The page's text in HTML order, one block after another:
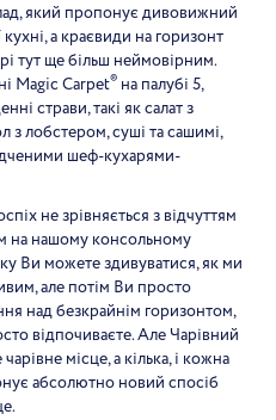
який пропонує дивовижний
а краєвиди на горизонт
тут ще більш неймовірним.
Magic Carpet® на палубі 5,
страви, такі як салат з
з лобстером, суші та сашимі,
шеф-кухарями-
не зрівняється з відчуттям
на нашому консольному
Ви можете здивуватися, як ми
але потім Ви просто
над безкрайнім горизонтом,
відпочиваєте. Але Чарівний
місце, а кілька, і кожна
абсолютно новий спосіб